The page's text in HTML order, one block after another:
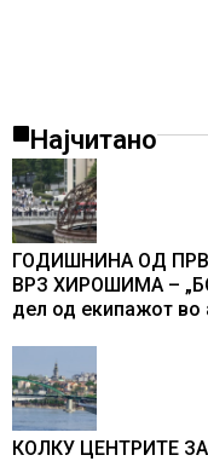
Најчитано
ГОДИШНИНА ОД
ВРЗ ХИРОШИМА –
дел од екипажот во
промени текот на
КОЛКУ ЦЕНТРИТЕ